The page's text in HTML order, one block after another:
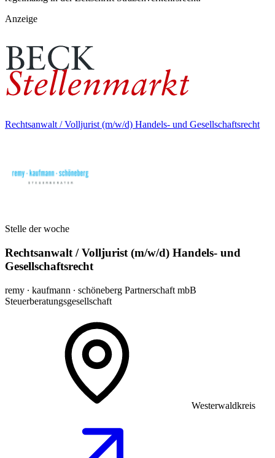
Anzeige
Rechtsanwalt / Volljurist (m/w/d) Handels- und Gesellschaftsrecht
Stelle der woche
Rechtsanwalt / Volljurist (m/w/d) Handels- und
Gesellschaftsrecht
remy ∙ kaufmann ∙ schöneberg Partnerschaft mbB
Steuerberatungsgesellschaft
Westerwaldkreis